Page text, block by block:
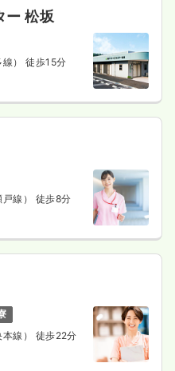
時給1,400円以上可
詳細を見る
訪問看護
詳細を見る
ー 松坂
） 徒歩15分
線） 徒歩8分
線） 徒歩22分